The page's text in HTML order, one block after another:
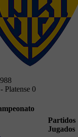
Platense 0
Partidos
Jugados